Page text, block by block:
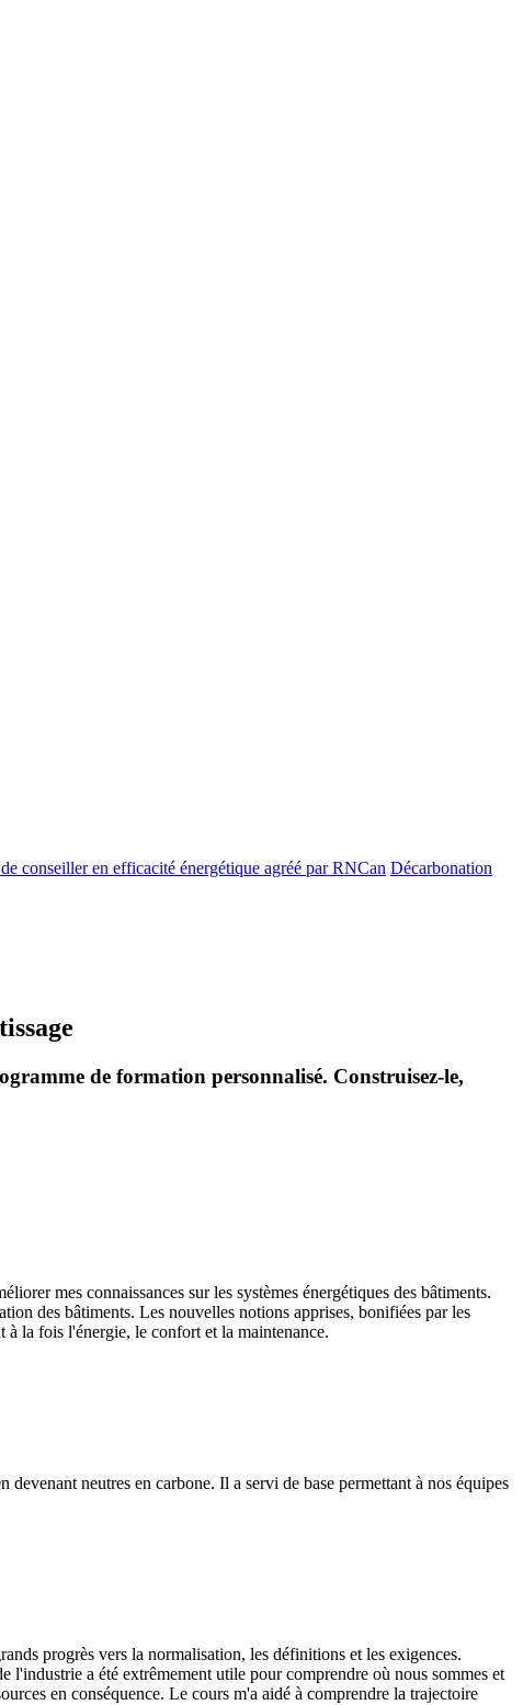
conseiller en efficacité énergétique agréé par RNCan Décarbonation
de formation personnalisé. Construisez-le,
mes connaissances sur les systèmes énergétiques des bâtiments.
des bâtiments. Les nouvelles notions apprises, bonifiées par les
à la fois l'énergie, le confort et la maintenance.
neutres en carbone. Il a servi de base permettant à nos équipes
progrès vers la normalisation, les définitions et les exigences.
a été extrêmement utile pour comprendre où nous sommes et
en conséquence. Le cours m'a aidé à comprendre la trajectoire